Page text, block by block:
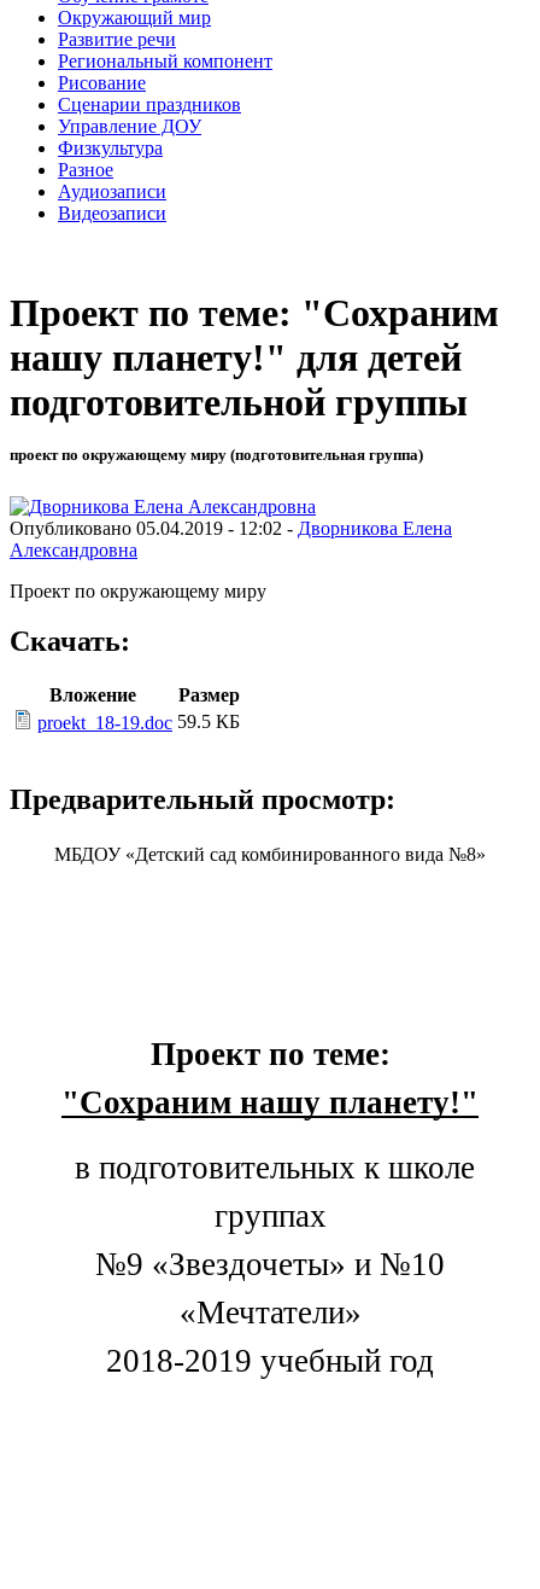
Окружающий мир
Развитие речи
Региональный компонент
Рисование
Сценарии праздников
Управление ДОУ
Физкультура
Разное
Аудиозаписи
Видеозаписи
Проект по теме: "Сохраним
нашу планету!" для детей
подготовительной группы
проект по окружающему миру (подготовительная группа)
Опубликовано 05.04.2019 - 12:02 - Дворникова Елена
Александровна
Проект по окружающему миру
Скачать:
Вложение
Размер
proekt_18-19.doc 59.5 КБ
Предварительный просмотр:
МБДОУ «Детский сад комбинированного вида №8»
Проект по теме:
"Сохраним нашу планету!"
в подготовительных к школе
группах
№9 «Звездочеты» и №10
«Мечтатели»
2018-2019 учебный год